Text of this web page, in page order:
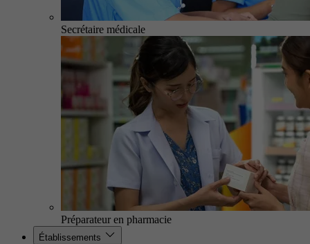
Secrétaire médicale
Préparateur en pharmacie
Établissements